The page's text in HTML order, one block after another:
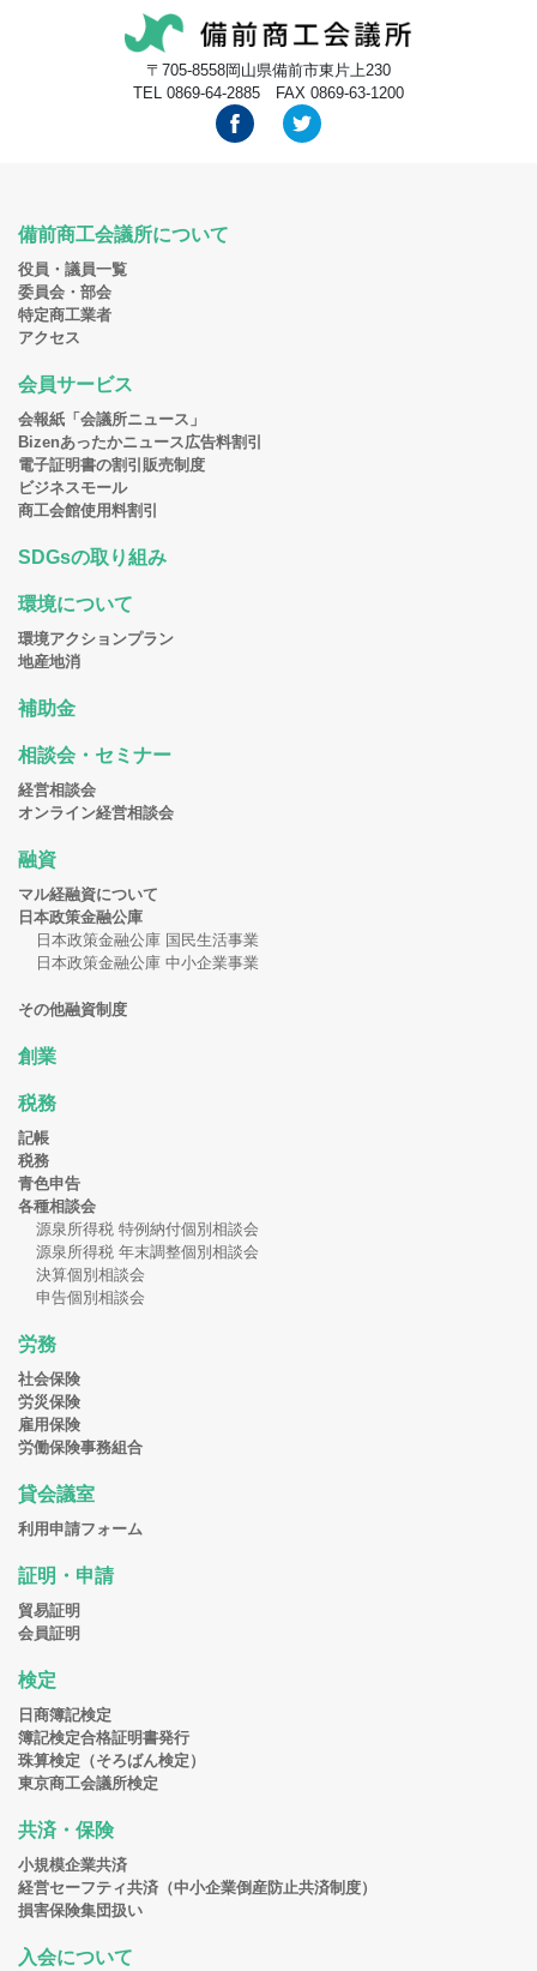
〒705-8558岡山県備前市東片上230
TEL 0869-64-2885 FAX 0869-63-1200
備前商工会議所について
役員・議員一覧
委員会・部会
特定商工業者
アクセス
会員サービス
会報紙「会議所ニュース」
Bizenあったかニュース広告料割引
電子証明書の割引販売制度
ビジネスモール
商工会館使用料割引
SDGsの取り組み
環境について
環境アクションプラン
地産地消
補助金
相談会・セミナー
経営相談会
オンライン経営相談会
融資
マル経融資について
日本政策金融公庫
日本政策金融公庫 国民生活事業
日本政策金融公庫 中小企業事業
その他融資制度
創業
税務
記帳
税務
青色申告
各種相談会
源泉所得税 特例納付個別相談会
源泉所得税 年末調整個別相談会
決算個別相談会
申告個別相談会
労務
社会保険
労災保険
雇用保険
労働保険事務組合
貸会議室
利用申請フォーム
証明・申請
貿易証明
会員証明
検定
日商簿記検定
簿記検定合格証明書発行
珠算検定（そろばん検定）
東京商工会議所検定
共済・保険
小規模企業共済
経営セーフティ共済（中小企業倒産防止共済制度）
損害保険集団扱い
入会について